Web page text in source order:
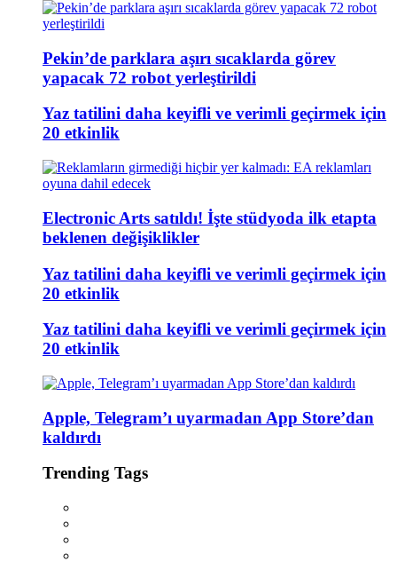
Pekin’de parklara aşırı sıcaklarda görev
yapacak 72 robot yerleştirildi
Yaz tatilini daha keyifli ve verimli geçirmek için
20 etkinlik
Electronic Arts satıldı! İşte stüdyoda ilk etapta
beklenen değişiklikler
Yaz tatilini daha keyifli ve verimli geçirmek için
20 etkinlik
Yaz tatilini daha keyifli ve verimli geçirmek için
20 etkinlik
Apple, Telegram’ı uyarmadan App Store’dan
kaldırdı
Trending Tags